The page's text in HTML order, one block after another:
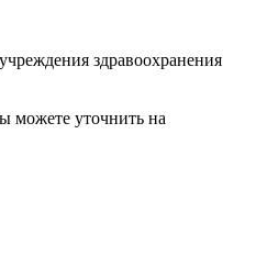
здравоохранения
можете уточнить на